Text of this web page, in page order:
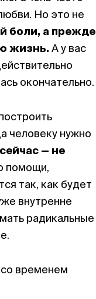
Но это не
боли, а прежде
жизнь. А у вас
окончательно.
человеку нужно
— не
помощи,
так, как будет
внутренне
радикальные
временем